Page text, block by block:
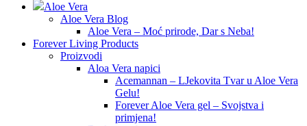
Aloe Vera
Aloe Vera Blog
Aloe Vera – Moć prirode, Dar s Neba!
Forever Living Products
Proizvodi
Aloa Vera napici
Acemannan – LJekovita Tvar u Aloe Vera
Gelu!
Forever Aloe Vera gel – Svojstva i
primjena!